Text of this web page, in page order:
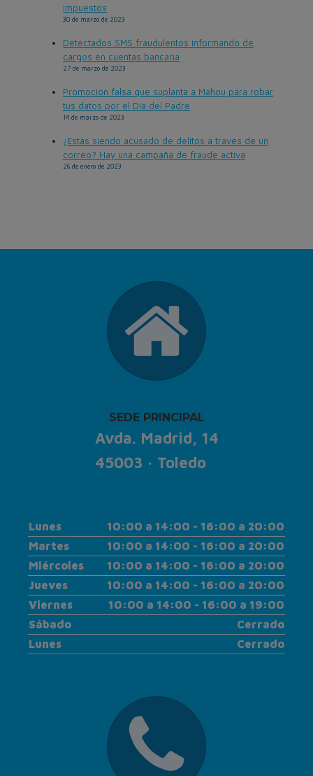
impuestos
30 de marzo de 2023
Detectados SMS fraudulentos informando de
cargos en cuentas bancaria
27 de marzo de 2023
Promoción falsa que suplanta a Mahou para robar
tus datos por el Día del Padre
14 de marzo de 2023
¿Estás siendo acusado de delitos a través de un
correo? Hay una campaña de fraude activa
26 de enero de 2023
SEDE PRINCIPAL
Avda. Madrid, 14
45003 · Toledo
Lunes
10:00 a 14:00 - 16:00 a 20:00
Martes
10:00 a 14:00 - 16:00 a 20:00
Miércoles
10:00 a 14:00 - 16:00 a 20:00
Jueves
10:00 a 14:00 - 16:00 a 20:00
Viernes
10:00 a 14:00 - 16:00 a 19:00
Sábado
Cerrado
Lunes
Cerrado